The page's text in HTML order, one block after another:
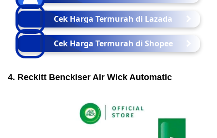
Cek Harga Termurah di Lazada
Cek Harga Termurah di Shopee
4. Reckitt Benckiser Air Wick Automatic